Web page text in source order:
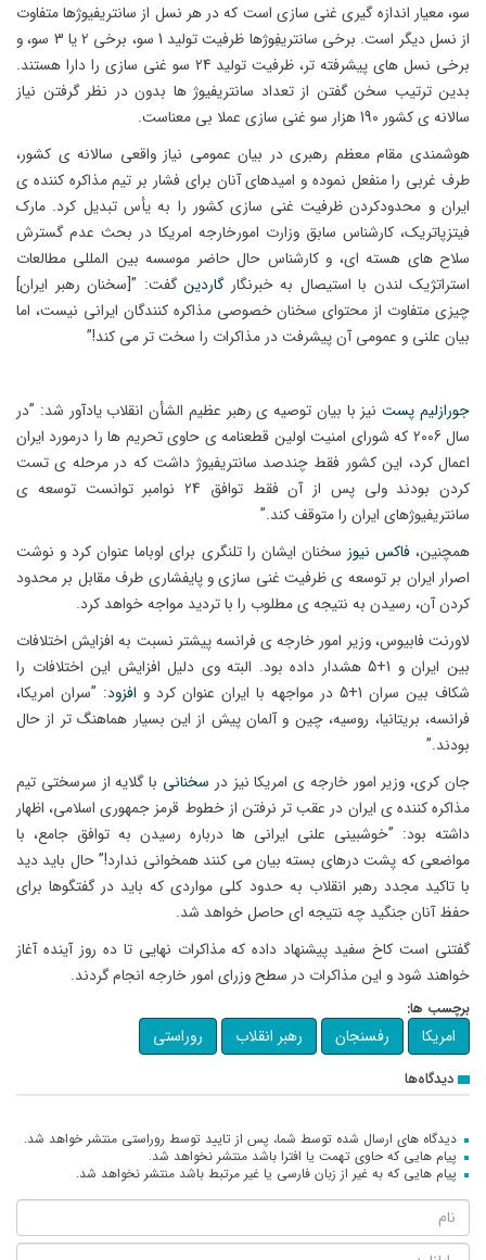
سو، معیار اندازه گیری غنی سازی است که در هر نسل از سانتریفیوژها متفاوت
از نسل دیگر است. برخی سانتریفِوژها ظرفیت تولید 1 سو، برخی 2 یا 3 سو، و
برخی نسل های پیشرفته تر، ظرفیت تولید 24 سو غنی سازی را دارا هستند.
بدین ترتیب سخن گفتن از تعداد سانتریفیوژ ها بدون در نظر گرفتن نیاز
سالانه ی کشور 190 هزار سو غنی سازی عملا بی معناست.
هوشمندی مقام معظم رهبری در بیان عمومی نیاز واقعی سالانه ی کشور،
طرف غربی را منفعل نموده و امیدهای آنان برای فشار بر تیم مذاکره کننده ی
ایران و محدودکردن ظرفیت غنی سازی کشور را به یأس تبدیل کرد. مارک
فیتزپاتریک، کارشناس سابق وزارت امورخارجه امریکا در بحث عدم گسترش
سلاح های هسته ای، و کارشناس حال حاضر موسسه بین المللی مطالعات
استراتژیک لندن با استیصال به خبرنگارگاردین گفت: ”[سخنان رهبر ایران]
چیزی متفاوت از محتوای سخنان خصوصی مذاکره کنندگان ایرانی نیست، اما
بیان علنی و عمومی آن پیشرفت در مذاکرات را سخت تر می کند!”
جورازلیم پستنیز با بیان توصیه ی رهبر عظیم الشأن انقلاب یادآور شد: ”در
سال 2006 که شورای امنیت اولین قطعنامه ی حاوی تحریم ها را درمورد ایران
اعمال کرد، این کشور فقط چندصد سانتریفیوژ داشت که در مرحله ی تست
کردن بودند ولی پس از آن فقط توافق 24 نوامبر توانست توسعه ی
سانتریفیوژهای ایران را متوقف کند.”
همچنین،فاکس نیوز سخنان ایشان را تلنگری برای اوباما عنوان کرد و نوشت
اصرار ایران بر توسعه ی ظرفیت غنی سازی و پایفشاری طرف مقابل بر محدود
کردن آن، رسیدن به نتیجه ی مطلوب را با تردید مواجه خواهد کرد.
لاورنت فابیوس، وزیر امور خارجه ی فرانسه پیشتر نسبت به افزایش اختلافات
بین ایران و 1+5 هشدار داده بود. البته وی دلیل افزایش این اختلافات را
شکاف بین سران 1+5 در مواجهه با ایران عنوان کرد و
افزود: ”سران امریکا،
فرانسه، بریتانیا، روسیه، چین و آلمان پیش از این بسیار هماهنگ تر از حال
بودند.”
جان کری، وزیر امور خارجه ی امریکا نیز در سخنانی با گلایه از سرسختی تیم
مذاکره کننده ی ایران در عقب تر نرفتن از خطوط قرمز جمهوری اسلامی، اظهار
داشته بود: ”خوشبینی علنی ایرانی ها درباره رسیدن به توافق جامع، با
مواضعی که پشت درهای بسته بیان می کنند همخوانی ندارد!” حال باید دید
با تاکید مجدد رهبر انقلاب به حدود کلی مواردی که باید در گفتگوها برای
حفظ آنان جنگید چه نتیجه ای حاصل خواهد شد.
گفتنی است کاخ سفید پیشنهاد داده که مذاکرات نهایی تا ده روز آینده آغاز
خواهند شود و این مذاکرات در سطح وزرای امور خارجه انجام گردند.
برچسب ها:
امریکا رفسنجان رهبر انقلاب روراستی
دیدگاه‌ها
دیدگاه های ارسال شده توسط شما، پس از تایید توسط روراستی منتشر خواهد شد.
پیام هایی که حاوی تهمت یا افترا باشد منتشر نخواهد شد.
پیام هایی که به غیر از زبان فارسی یا غیر مرتبط باشد منتشر نخواهد شد.